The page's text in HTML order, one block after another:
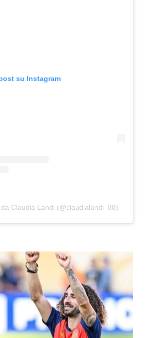
su Instagram
Claudia Landi (@claudialandi_88)